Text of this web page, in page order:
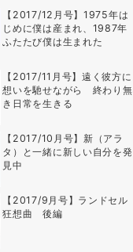
【2017/12月号】1975年は
じめに僕は産まれ、1987年
ふたたび僕は生まれた
【2017/11月号】遠く彼方に
想いを馳せながら 終わり無
き日常を生きる
【2017/10月号】新（アラ
タ）と一緒に新しい自分を発
見中
【2017/9月号】ランドセル
狂想曲 後編